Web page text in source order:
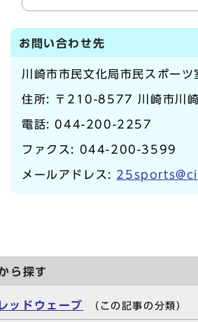
お問い合わせ先
川崎市市民文化局市民スポーツ
住所: 〒210-8577 川崎市川
電話: 044-200-2257
ファクス: 044-200-3599
メールアドレス:
ら探す
ッドウェーブ （この記事の分類）